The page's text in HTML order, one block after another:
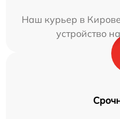
Наш курьер в
устройство